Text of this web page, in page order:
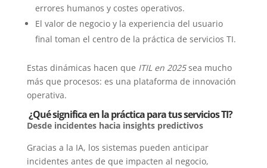
errores humanos y costes operativos.
El valor de negocio y la experiencia del usuario
final toman el centro de la práctica de servicios TI.
Estas dinámicas hacen que ITIL en 2025sea mucho
más que procesos: es una plataforma de innovación
operativa.
¿Qué significa en la práctica para tus servicios TI?
Desde incidentes hacia insights predictivos
Gracias a la IA, los sistemas pueden anticipar
incidentes antes de que impacten al negocio,